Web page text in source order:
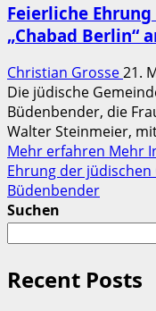
Feierliche
„Chabad Berlin“
Christian Grosse21.
Die jüdische
Büdenbender, die
Walter Steinmeier,
Mehr erfahren Mehr
Ehrung der jüdischen
Büdenbender
Suchen
Recent Posts